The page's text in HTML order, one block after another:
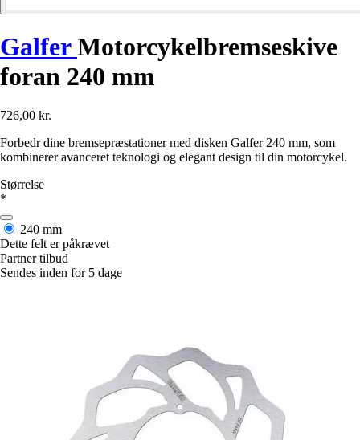
GalferMotorcykelbremseskive
foran 240 mm
726,00 kr.
Forbedr dine bremsepræstationer med disken Galfer 240 mm, som
kombinerer avanceret teknologi og elegant design til din motorcykel.
Størrelse
*
240 mm
Dette felt er påkrævet
Partner tilbud
Sendes inden for 5 dage